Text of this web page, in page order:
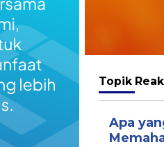
Topik
Apa